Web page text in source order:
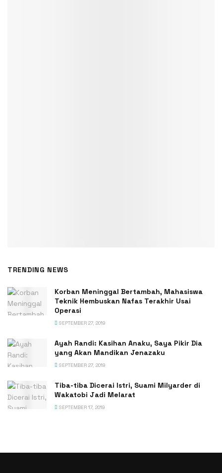
TRENDING NEWS
Korban Meninggal Bertambah, Mahasiswa
Teknik Hembuskan Nafas Terakhir Usai
Operasi
SEPTEMBER 27, 2019
Ayah Randi: Kasihan Anaku, Saya Pikir Dia
yang Akan Mandikan Jenazaku
SEPTEMBER 27, 2019
Tiba-tiba Dicerai Istri, Suami Milyarder di
Wakatobi Jadi Melarat
SEPTEMBER 17, 2019